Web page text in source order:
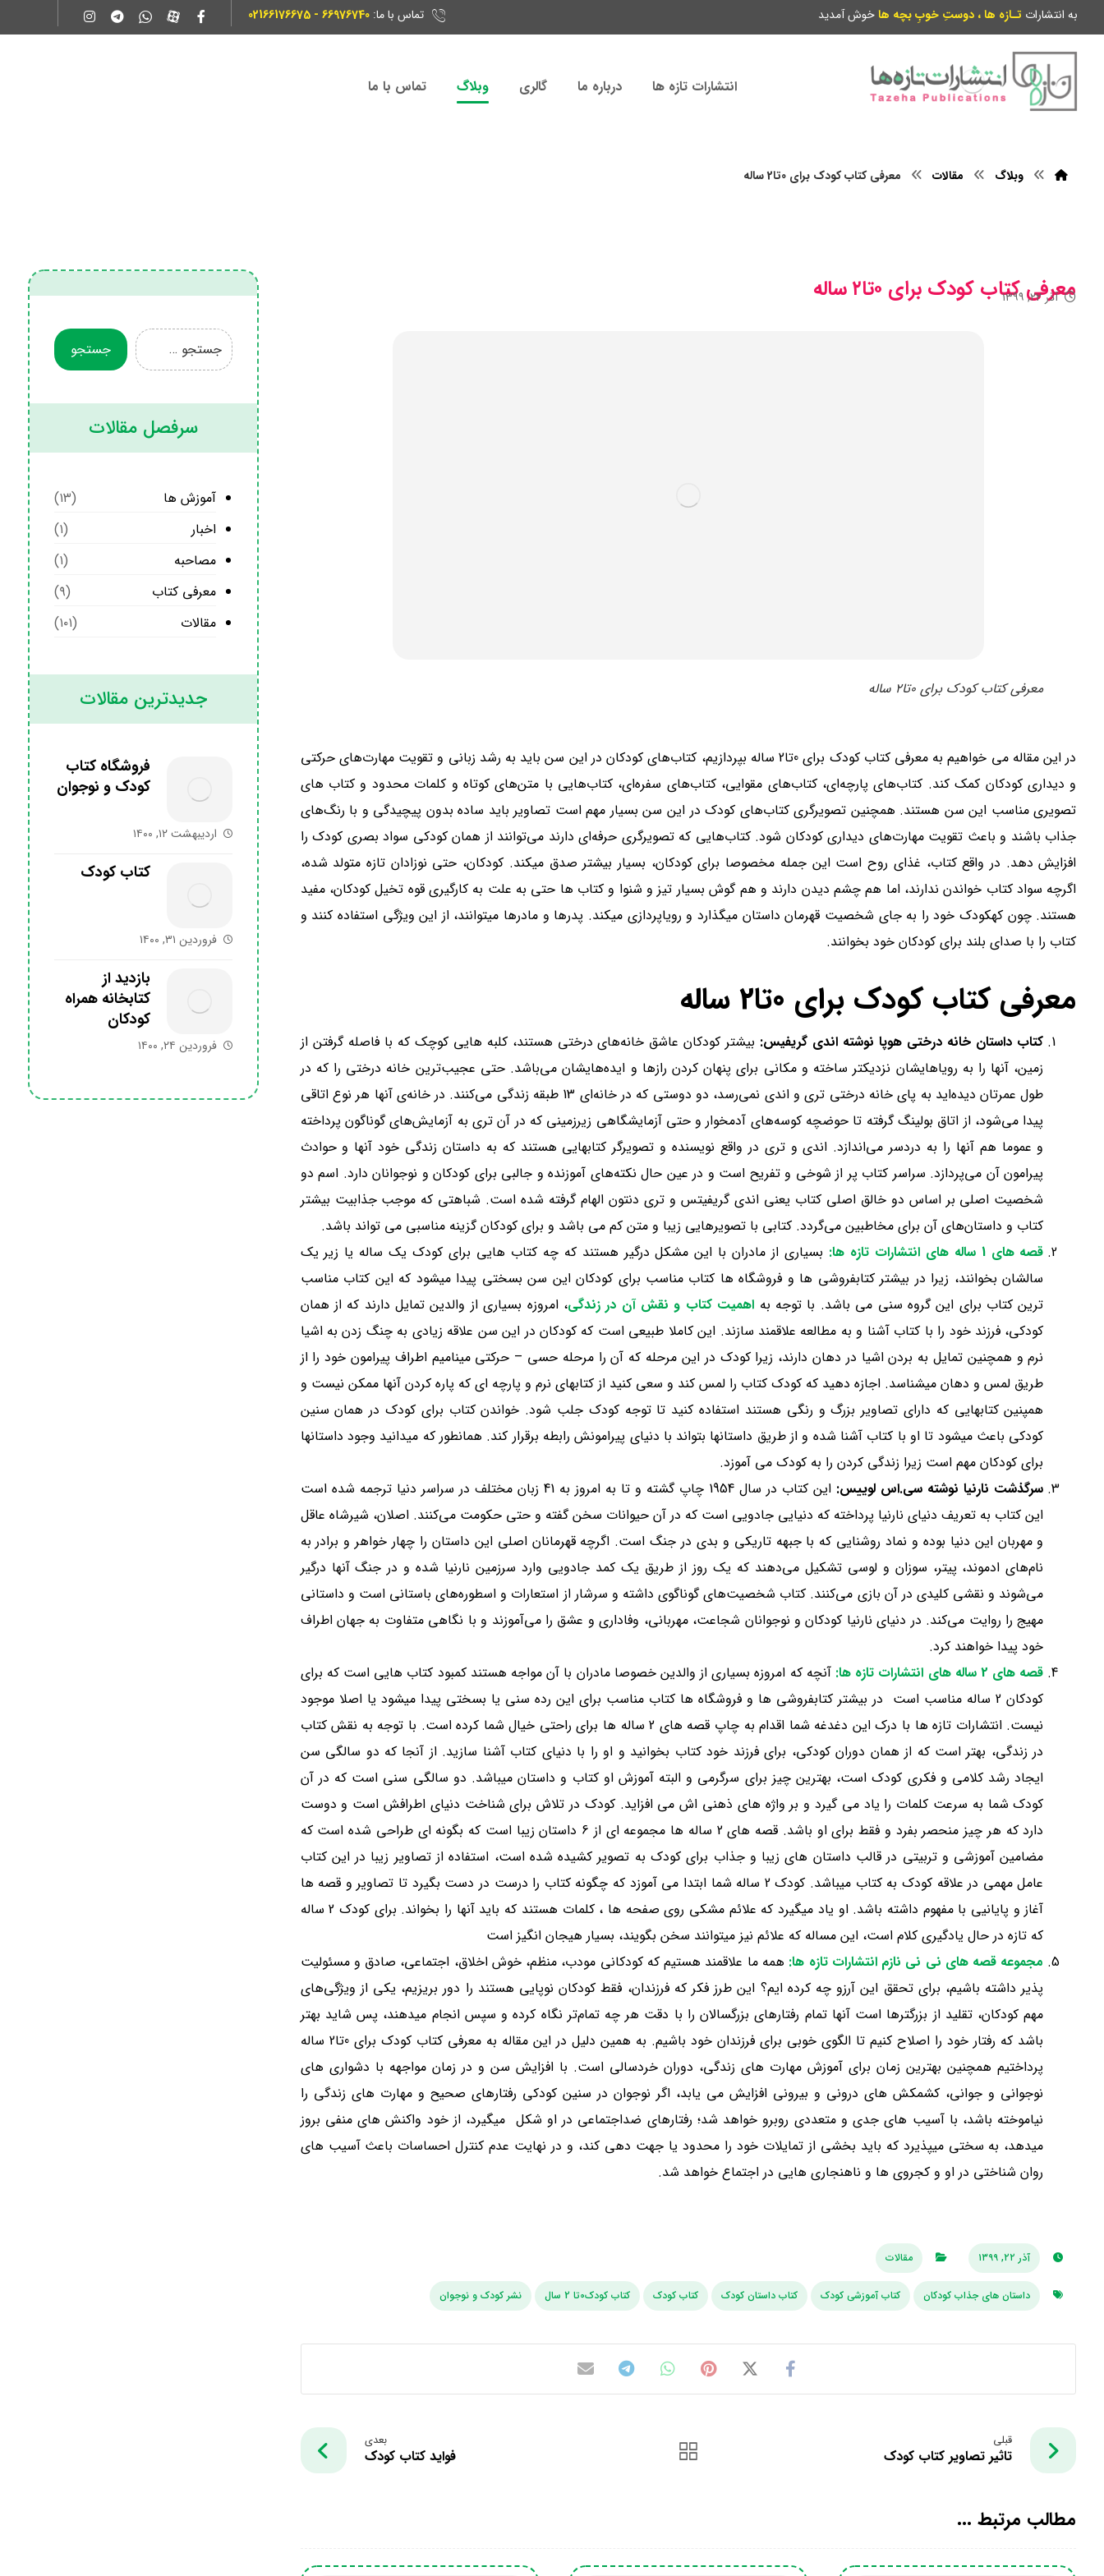
به انتشارات تـازه ها ، دوستِ خوبِ بچه ها خوش آمدید تماس با ما: 66976740 - 02166176675
انتشارات تازه ها درباره ما گالری وبلاگ تماس با ما
وبلاگ مقالات معرفی کتاب کودک برای 0تا2 ساله
معرفی کتاب کودک برای ۰تا۲ ساله
آذر ۲۲, ۱۳۹۹
معرفی کتاب کودک برای 0تا2 ساله
در این مقاله می خواهیم به معرفی کتاب کودک برای 0تا2 ساله بپردازیم، کتاب‌های کودکان در این سن باید به رشد زبانی و تقویت مهارت‌های حرکتی
و دیداری کودکان کمک کند. کتاب‌های پارچه‌ای، کتاب‌های مقوایی، کتاب‌های سفره‌ای، کتاب‌هایی با متن‌های کوتاه و کلمات محدود و کتاب های
تصویری مناسب این سن هستند. همچنین تصویرگری کتاب‌های کودک در این سن بسیار مهم است تصاویر باید ساده بدون پیچیدگی و با رنگ‌های
جذاب باشند و باعث تقویت مهارت‌های دیداری کودکان شود. کتاب‌هایی که تصویرگری حرفه‌ای دارند می‌توانند از همان کودکی سواد بصری کودک را
افزایش دهد. در واقع کتاب، غذای روح است این جمله مخصوصا برای کودکان، بسیار بیشتر صدق میکند. کودکان، حتی نوزادان تازه متولد شده،
اگرچه سواد کتاب خواندن ندارند، اما هم چشم دیدن دارند و هم گوش بسیار تیز و شنوا و کتاب ها حتی به علت به کارگیری قوه تخیل کودکان، مفید
هستند. چون کهکودک خود را به جای شخصیت قهرمان داستان میگذارد و رویاپردازی میکند. پدرها و مادرها میتوانند، از این ویژگی استفاده کنند و
کتاب را با صدای بلند برای کودکان خود بخوانند.
معرفی کتاب کودک برای 0تا2 ساله
کتاب داستان خانه درختی هوپا نوشته اندی گریفیس: بیشتر کودکانعاشق خانه‌های درختی هستند، کلبه هایی کوچک که با فاصله گرفتن از
زمین، آنها را به رویاهایشان نزدیکتر ساخته و مکانی برای پنهان کردن رازها و ایده‌هایشان می‌باشد.حتی عجیب‌ترین خانه درختی را که در
طول عمرتان دیده‌اید به پای خانه درختی تری و اندی نمی‌رسد، دو دوستی که در خانه‌ای 13 طبقه زندگی می‌کنند. در خانه‌ی آنها هر نوع اتاقی
پیدا می‌شود، از اتاق بولینگ گرفته تا حوضچه کوسه‌های آدمخوار و حتی آزمایشگاهی زیرزمینی که در آن تری به آزمایش‌های گوناگون پرداخته
و عموما هم آنها را به دردسر می‌اندازد. اندی و تری در واقع نویسنده و تصویرگر کتابهایی هستند که به داستان زندگی خود آنها و حوادث
پیرامون آن می‌پردازد. سراسر کتاب پر از شوخی و تفریح است و در عین حال نکته‌های آموزنده و جالبی برای کودکان و نوجوانان دارد. اسم دو
شخصیت اصلی بر اساس دو خالق اصلی کتاب یعنی اندی گریفیتس و تری دنتون الهام گرفته شده است. شباهتی که موجب جذابیت بیشتر
کتاب و داستان‌های آن برای مخاطبین می‌گردد. کتابی با تصویرهایی زیبا و متن کم می باشد و برای کودکان گزینه مناسبی می تواند باشد.
قصه های 1 ساله های انتشارات تازه ها
: بسیاری از مادران با این مشکل درگیر هستند که چه کتاب هایی برای کودک یک ساله یا زیر یک
سالشان بخوانند، زیرا در بیشتر کتابفروشی ها و فروشگاه ها کتاب مناسب برای کودکان این سن بسختی پیدا میشود که این کتاب مناسب
ترین کتاب برای این گروه سنی می باشد. با توجه به اهمیت کتاب و نقش آن در زندگی، امروزه بسیاری از والدین تمایل دارند که از همان
کودکی، فرزند خود را با کتاب آشنا و به مطالعه علاقمند سازند. این کاملا طبیعی است که کودکان در این سن علاقه زیادی به چنگ زدن به اشیا
نرم و همچنین تمایل به بردن اشیا در دهان دارند، زیرا کودک در این مرحله که آن را مرحله حسی – حرکتی مینامیم اطراف پیرامون خود را از
طریق لمس و دهان میشناسد. اجازه دهید که کودک کتاب را لمس کند و سعی کنید از کتابهای نرم و پارچه ای که پاره کردن آنها ممکن نیست و
همپنین کتابهایی که دارای تصاویر بزرگ و رنگی هستند استفاده کنید تا توجه کودک جلب شود. خواندن کتاب برای کودک در همان سنین
کودکی باعث میشود تا او با کتاب آشنا شده و از طریق داستانها بتواند با دنیای پیرامونش رابطه برقرار کند. همانطور که میدانید وجود داستانها
برای کودکان مهم است زیرا زندگی کردن را به کودک می آموزد.
سرگذشت نارنیا نوشته سی.اس لوییس:
این کتاب در سال 1954 چاپ گشته و تا به امروز به 41 زبان مختلف در سراسر دنیا ترجمه شده است
این کتاب به تعریف دنیای نارنیا پرداخته که دنیایی جادویی است که در آن حیوانات سخن گفته و حتی حکومت می‌کنند. اصلان، شیرشاه عاقل
و مهربان این دنیا بوده و نماد روشنایی که با جبهه تاریکی و بدی در جنگ است. اگرچه قهرمانان اصلی این داستان را چهار خواهر و برادر به
نام‌های ادموند، پیتر، سوزان و لوسی تشکیل می‌دهند که یک روز از طریق یک کمد جادویی وارد سرزمین نارنیا شده و در جنگ آنها درگیر
می‌شوند و نقشی کلیدی در آن بازی می‌کنند. کتاب شخصیت‌های گوناگوی داشته و سرشار از استعارات و اسطوره‌های باستانی است و داستانی
مهیج را روایت می‌کند. در دنیای نارنیا کودکان و نوجوانان شجاعت، مهربانی، وفاداری و عشق را می‌آموزند و با نگاهی متفاوت به جهان اطراف
خود پیدا خواهند کرد.
قصه های 2 ساله های انتشارات تازه ها
: آنچه که امروزه بسیاری از والدین خصوصا مادران با آن مواجه هستند کمبود کتاب هایی است که برای
کودکان 2 ساله مناسب است در بیشتر کتابفروشی ها و فروشگاه ها کتاب مناسب برای این رده سنی یا بسختی پیدا میشود یا اصلا موجود
نیست. انتشارات تازه ها با درک این دغدغه شما اقدام به چاپ قصه های 2 ساله ها برای راحتی خیال شما کرده است. با توجه به نقش کتاب
در زندگی، بهتر است که از همان دوران کودکی، برای فرزند خود کتاب بخوانید و او را با دنیای کتاب آشنا سازید. از آنجا که دو سالگی سن
ایجاد رشد کلامی و فکری کودک است، بهترین چیز برای سرگرمی و البته آموزش او کتاب و داستان میباشد. دو سالگی سنی است که در آن
کودک شما به سرعت کلمات را یاد می گیرد و بر واژه های ذهنی اش می افزاید. کودک در تلاش برای شناخت دنیای اطرافش است و دوست
دارد که هر چیز منحصر بفرد و فقط برای او باشد. قصه های 2 ساله ها مجموعه ای از 6 داستان زیبا است که بگونه ای طراحی شده است که
مضامین آموزشی و تربیتی در قالب داستان های زیبا و جذاب برای کودک به تصویر کشیده شده است، استفاده از تصاویر زیبا در این کتاب
عامل مهمی در علاقه کودک به کتاب میباشد. کودک 2 ساله شما ابتدا می آموزد که چگونه کتاب را درست در دست بگیرد تا تصاویر و قصه ها
آغاز و پایانیی با مفهوم داشته باشد. او یاد میگیرد که علائم مشکی روی صفحه ها ، کلمات هستند که باید آنها را بخواند. برای کودک 2 ساله
که تازه در حال یادگیری کلام است، این مساله که علائم نیز میتوانند سخن بگویند، بسیار هیجان انگیز است
مجموعه قصه های نی نی نازم انتشارات تازه ها: همه ما علاقمند هستیم که کودکانی مودب، منظم، خوش اخلاق، اجتماعی، صادق و مسئولیت
پذیر داشته باشیم، برای تحقق این آرزو چه کرده ایم؟ این طرز فکر که فرزندان، فقط کودکان نوپایی هستند را دور بریزیم، یکی از ویژگی‌های
مهم کودکان، تقلید از بزرگترها است آنها تمام رفتارهای بزرگسالان را با دقت هر چه تمام‌تر نگاه کرده و سپس انجام میدهند، پس شاید بهتر
باشد که رفتار خود را اصلاح کنیم تا الگوی خوبی برای فرزندان خود باشیم. به همین دلیل در این مقاله به معرفی کتاب کودک برای 0تا2 ساله
پرداختیم همچنین بهترین زمان برای آموزش مهارت های زندگی، دوران خردسالی است. با افزایش سن و در زمان مواجهه با دشواری های
نوجوانی و جوانی، کشمکش های درونی و بیرونی افزایش می یابد، اگر نوجوان در سنین کودکی رفتارهای صحیح و مهارت های زندگی را
نیاموخته باشد، با آسیب های جدی و متعددی روبرو خواهد شد؛ رفتارهای ضداجتماعی در او شکل میگیرد، از خود واکنش های منفی بروز
میدهد، به سختی میپذیرد که باید بخشی از تمایلات خود را محدود یا جهت دهی کند، و در نهایت عدم کنترل احساسات باعث آسیب های
روان شناختی در او و کجروی ها و ناهنجاری هایی در اجتماع خواهد شد.
آذر ۲۲, ۱۳۹۹ مقالات
داستان های جذاب کودکان کتاب آموزشی کودک کتاب داستان کودک کتاب کودک کتاب کودک0تا 2 سال نشر کودک و نوجوان
قبلی
تاثیر تصاویر کتاب کودک
بعدی
فواید کتاب کودک
مطالب مرتبط ...
سرفصل مقالات
آموزش ها
(۱۳)
اخبار
(۱)
مصاحبه
(۱)
معرفی کتاب
(۹)
مقالات
(۱۰۱)
جدیدترین مقالات
فروشگاه کتاب
کودک و نوجوان
اردیبهشت ۱۲, ۱۴۰۰
کتاب کودک
فروردین ۳۱, ۱۴۰۰
بازدید از
کتابخانه همراه
کودکان
فروردین ۲۴, ۱۴۰۰